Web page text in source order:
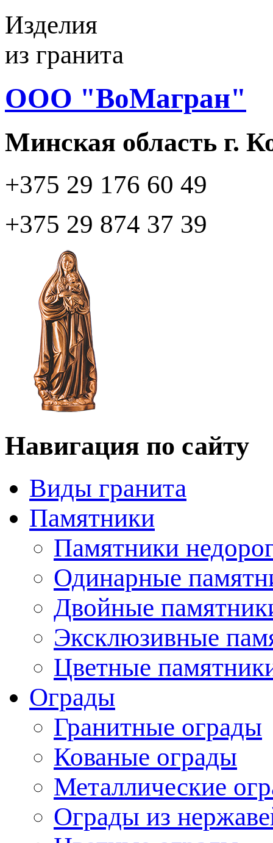
Изделия
из гранита
ООО "ВоМагран"
Минская область г.
+375 29 176 60 49
+375 29 874 37 39
Навигация по сайту
Виды гранита
Памятники
Памятники
Одинарные
Двойные
Эксклюзивные
Цветные
Ограды
Гранитные ограды
Кованые ограды
Металлические
Ограды из